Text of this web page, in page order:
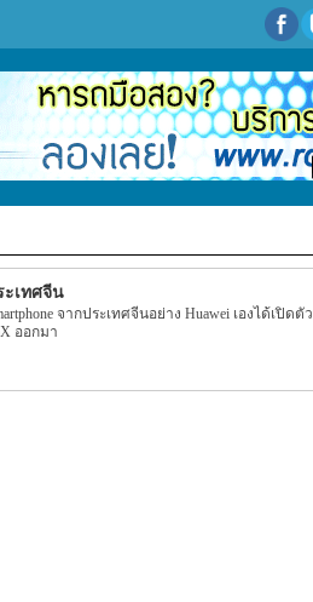
ะเทศจีน
จากประเทศจีนอย่าง Huawei เองได้เปิดตัว
ออกมา